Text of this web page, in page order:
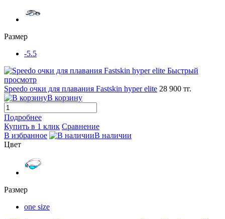
Размер
-5.5
Быстрый
просмотр
Speedo очки для плавания Fastskin hyper elite 28 900 тг.
В корзину
Подробнее
Купить в 1 клик Сравнение
В избранное
В наличии
Цвет
Размер
one size